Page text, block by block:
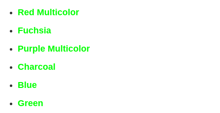
Red Multicolor
Fuchsia
Purple Multicolor
Charcoal
Blue
Green